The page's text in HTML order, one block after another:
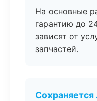
На основные
гарантию до
зависят от
запчастей.